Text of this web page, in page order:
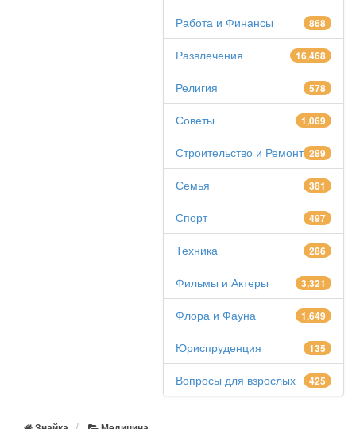
Работа и Финансы 868
Развлечения 16,468
Религия 578
Советы 1,069
Строительство и Ремонт 289
Семья 381
Спорт 497
Техника 286
Фильмы и Актеры 3,321
Флора и Фауна 1,649
Юриспруденция 135
Вопросы для взрослых 425